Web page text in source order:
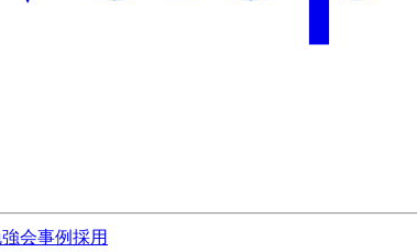
会事例採用